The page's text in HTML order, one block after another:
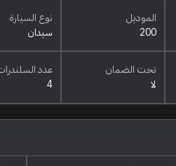
الموديل
200
نوع السيارة
سيدان
تحت الضمان
لا
عدد
4